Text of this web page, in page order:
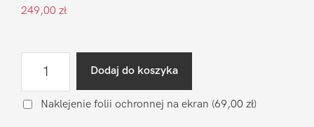
249,00 zł
po
Dodaj do koszyka
Naklejenie folii ochronnej na ekran (69,00 zł)